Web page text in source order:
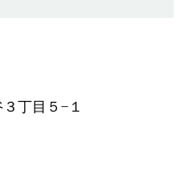
丁目５−１